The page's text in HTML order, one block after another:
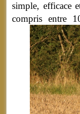
simple, efficace
compris entre